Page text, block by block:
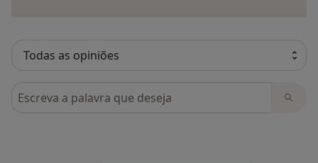
Pesquisar em opiniões